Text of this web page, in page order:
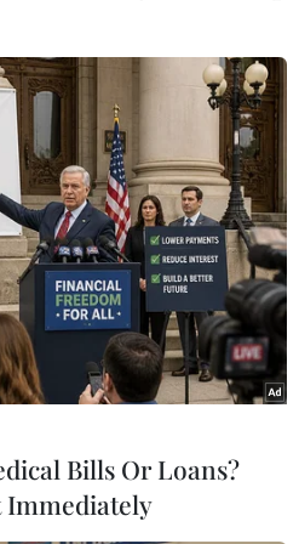
#trẻ em
#Án chung thân
tội TP. Cần Thơ
Bills Or Loans?
Immediately